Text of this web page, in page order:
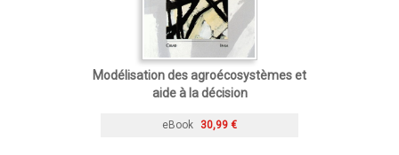
Modélisation des agroécosystèmes et
aide à la décision
eBook 30,99 €